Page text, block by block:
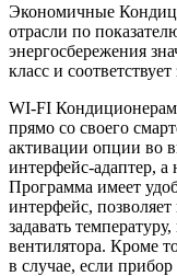
Экономичные
отрасли по
энергосбережения
класс и
WI-FI
прямо со своего
активации опции во
интерфейс-адаптер,
Программа имеет
интерфейс,
задавать
вентилятора. Кроме
в случае, если